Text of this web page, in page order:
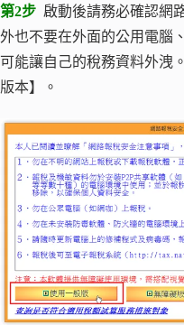
第2步 啟動後請務必確認網
外也不要在外面的公用電腦
可能讓自己的稅務資料外洩
版本】。